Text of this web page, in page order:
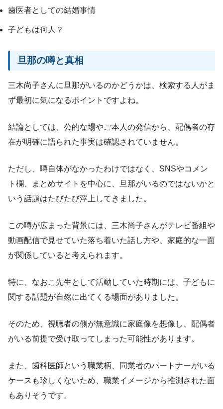
歯医者としての結婚事情
子どもは何人？
旦那の噂と真相
三木尚子さんに旦那がいるのかどうかは、検索する人がま
ず最初に気になるポイントですよね。
結論としては、公的な場やご本人の発信から、配偶者の存
在が明確に語られた事実は確認されていません。
ただし、噂自体がなかったわけではなく、SNSやコメン
ト欄、まとめサイトを中心に、旦那がいるのではないかと
いう話題はたびたび浮上してきました。
この噂が広まった背景には、三木尚子さんがテレビ番組や
動画配信で見せていた落ち着いた話し方や、家庭的な一面
が関係していると考えられます。
特に、なおこ先生として活動していた時期には、子どもに
関する話題が自然に出てくる場面がありました。
そのため、視聴者の側が無意識に家庭像を想像し、配偶者
がいる前提で受け取ってしまった可能性があります。
また、歯科医師という職業柄、同業者のパートナーがいる
ケースも珍しくないため、職業イメージから推測された面
もありそうです。